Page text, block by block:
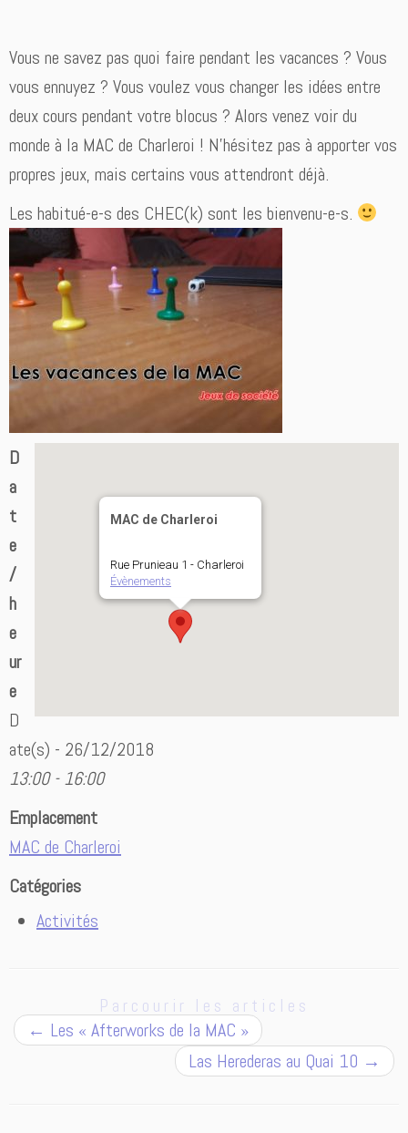
Vous ne savez pas quoi faire pendant les vacances ? Vous
vous ennuyez ? Vous voulez vous changer les idées entre
deux cours pendant votre blocus ? Alors venez voir du
monde à la MAC de Charleroi ! N’hésitez pas à apporter vos
propres jeux, mais certains vous attendront déjà.
Les habitué-e-s des CHEC(k) sont les bienvenu-e-s.
MAC de Charleroi
Rue Prunieau 1 - Charleroi
Évènements
D
a
t
e
/
h
e
ur
e
D
ate(s) - 26/12/2018
13:00 - 16:00
Emplacement
MAC de Charleroi
Catégories
Activités
Parcourir les articles
← Les « Afterworks de la MAC »
Las Herederas au Quai 10 →